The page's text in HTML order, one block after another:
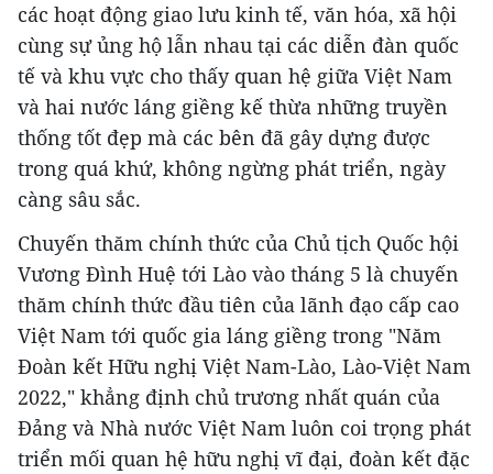
các hoạt động giao lưu kinh tế, văn hóa, xã hội
cùng sự ủng hộ lẫn nhau tại các diễn đàn quốc
tế và khu vực cho thấy quan hệ giữa Việt Nam
và hai nước láng giềng kế thừa những truyền
thống tốt đẹp mà các bên đã gây dựng được
trong quá khứ, không ngừng phát triển, ngày
càng sâu sắc.
Chuyến thăm chính thức của Chủ tịch Quốc hội
Vương Đình Huệ tới Lào vào tháng 5 là chuyến
thăm chính thức đầu tiên của lãnh đạo cấp cao
Việt Nam tới quốc gia láng giềng trong "Năm
Đoàn kết Hữu nghị Việt Nam-Lào, Lào-Việt Nam
2022," khẳng định chủ trương nhất quán của
Đảng và Nhà nước Việt Nam luôn coi trọng phát
triển mối quan hệ hữu nghị vĩ đại, đoàn kết đặc